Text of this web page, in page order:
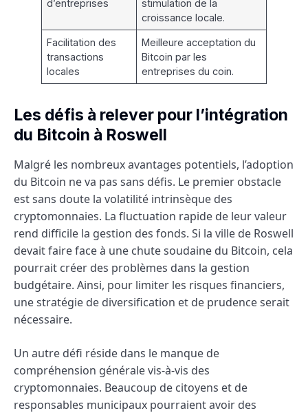
d’entreprises
stimulation de la
croissance locale.
Facilitation des
transactions
locales
Meilleure acceptation du
Bitcoin par les
entreprises du coin.
Les défis à relever pour l’intégration
du Bitcoin à Roswell
Malgré les nombreux avantages potentiels, l’adoption
du Bitcoin ne va pas sans défis. Le premier obstacle
est sans doute la volatilité intrinsèque des
cryptomonnaies. La fluctuation rapide de leur valeur
rend difficile la gestion des fonds. Si la ville de Roswell
devait faire face à une chute soudaine du Bitcoin, cela
pourrait créer des problèmes dans la gestion
budgétaire. Ainsi, pour limiter les risques financiers,
une stratégie de diversification et de prudence serait
nécessaire.
Un autre défi réside dans le manque de
compréhension générale vis-à-vis des
cryptomonnaies. Beaucoup de citoyens et de
responsables municipaux pourraient avoir des